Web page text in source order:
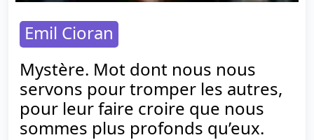
Emil Cioran
Mystère. Mot dont nous nous
servons pour tromper les autres,
pour leur faire croire que nous
sommes plus profonds qu’eux.